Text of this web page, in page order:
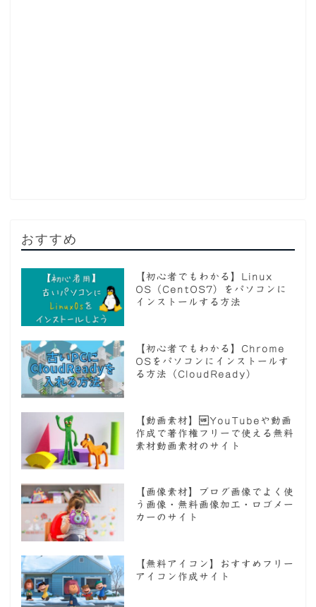
おすすめ
【初心者でもわかる】Linux
OS（CentOS7）をパソコンに
インストールする方法
【初心者でもわかる】Chrome
OSをパソコンにインストールす
る方法（CloudReady）
【動画素材】YouTubeや動画
作成で著作権フリーで使える無料
素材動画素材のサイト
【画像素材】ブログ画像でよく使
う画像・無料画像加工・ロゴメー
カーのサイト
【無料アイコン】おすすめフリー
アイコン作成サイト